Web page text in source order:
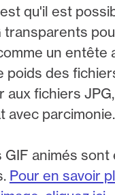
qu'il est
transparents
un entête
poids des
aux fichiers
avec parcimonie.
animés sont
Pour en savoir